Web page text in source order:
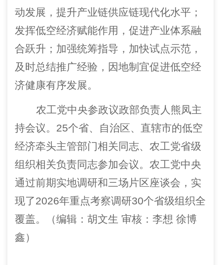
动发展，提升产业链供应链现代化水平；
发挥低空经济赋能作用，促进产业体系融
合跃升；加强统筹指导， 加快试点示范，
及时总结推广经验 ， 因地制宜促进低空经
济健康有序发展。
农工党中央参政议政部负责人 熊凤主
持会议。25个省、 自治区、直辖市的低空
经济牵头主管部门相关同志、 农工党省级
组织相关负责同志参加会议。 农工党中央
通过前期实地调研和三场 片区座谈会 ， 实
现了2026年重点考察调研30个省级组织全
覆盖。（编辑：胡文生 审核：李想 徐博
鑫）